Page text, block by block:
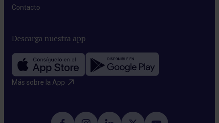
Contacto​
Descarga nuestra app
Más sobre la App​